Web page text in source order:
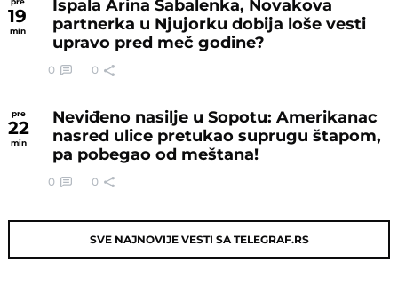
19
min
Ispala Arina Sabalenka, Novakova
partnerka u Njujorku dobija loše vesti
upravo pred meč godine?
0 0
pre
22
min
Neviđeno nasilje u Sopotu: Amerikanac
nasred ulice pretukao suprugu štapom,
pa pobegao od meštana!
0 0
SVE NAJNOVIJE VESTI SA TELEGRAF.RS